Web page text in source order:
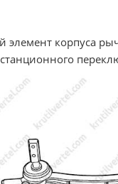
элемент корпуса